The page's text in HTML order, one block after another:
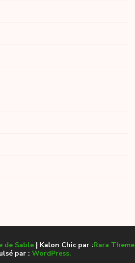
de Sable| Kalon Chic par :Rara Theme
par : WordPress.